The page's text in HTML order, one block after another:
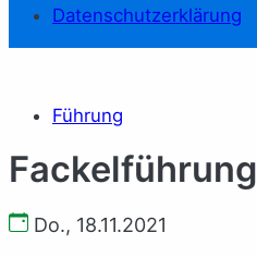
Datenschutzerklärung
Führung
Fackelführung
Do., 18.11.2021